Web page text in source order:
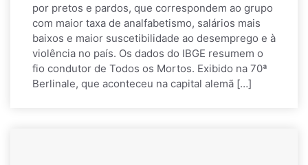
por pretos e pardos, que correspondem ao grupo
com maior taxa de analfabetismo, salários mais
baixos e maior suscetibilidade ao desemprego e à
violência no país. Os dados do IBGE resumem o
fio condutor de Todos os Mortos. Exibido na 70ª
Berlinale, que aconteceu na capital alemã […]